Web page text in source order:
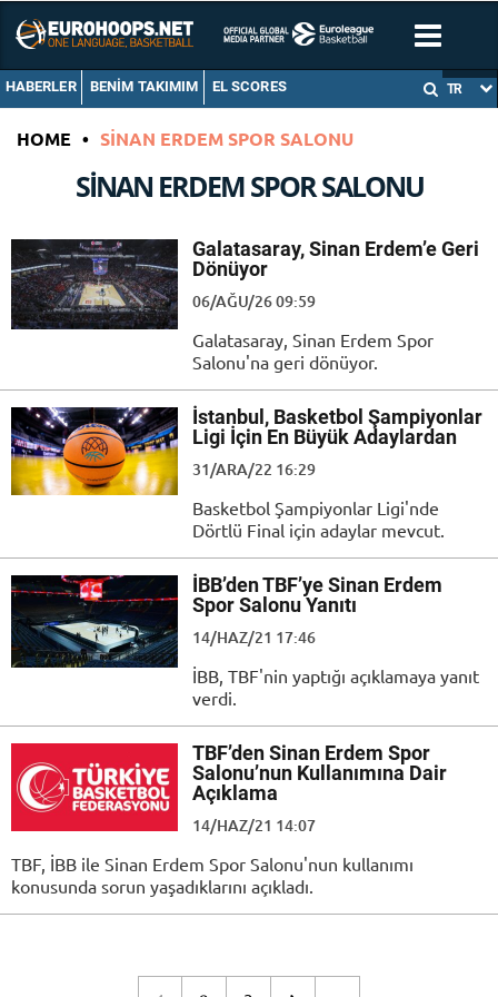
HABERLER BENIM TAKIMIM EL SCORES TR
HOME • SINAN ERDEM SPOR SALONU
SINAN ERDEM SPOR SALONU
Galatasaray, Sinan Erdem’e Geri
Dönüyor
06/AĞU/26 09:59
Galatasaray, Sinan Erdem Spor
Salonu'na geri dönüyor.
İstanbul, Basketbol Şampiyonlar
Ligi İçin En Büyük Adaylardan
31/ARA/22 16:29
Basketbol Şampiyonlar Ligi'nde
Dörtlü Final için adaylar mevcut.
İBB’den TBF’ye Sinan Erdem
Spor Salonu Yanıtı
14/HAZ/21 17:46
İBB, TBF'nin yaptığı açıklamaya yanıt
verdi.
TBF’den Sinan Erdem Spor
Salonu’nun Kullanımına Dair
Açıklama
14/HAZ/21 14:07
TBF, İBB ile Sinan Erdem Spor Salonu'nun kullanımı
konusunda sorun yaşadıklarını açıkladı.